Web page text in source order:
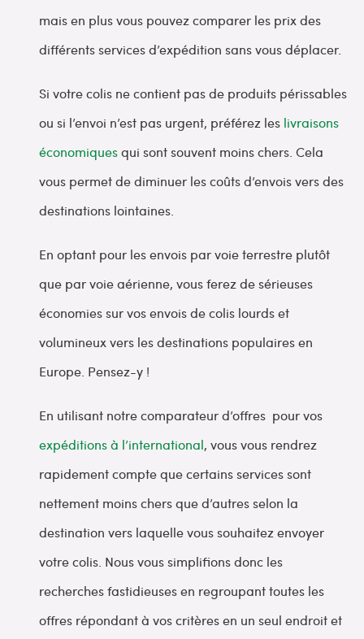
mais en plus vous pouvez comparer les prix des
différents services d’expédition sans vous déplacer.
Si votre colis ne contient pas de produits périssables
ou si l’envoi n’est pas urgent, préférez les livraisons
économiquesqui sont souvent moins chers. Cela
vous permet de diminuer les coûts d’envois vers des
destinations lointaines.
En optant pour les envois par voie terrestre plutôt
que par voie aérienne, vous ferez de sérieuses
économies sur vos envois de colis lourds et
volumineux vers les destinations populaires en
Europe. Pensez-y !
En utilisant notre comparateur d’offres pour vos
expéditions à l’international, vous vous rendrez
rapidement compte que certains services sont
nettement moins chers que d’autres selon la
destination vers laquelle vous souhaitez envoyer
votre colis. Nous vous simplifions donc les
recherches fastidieuses en regroupant toutes les
offres répondant à vos critères en un seul endroit et